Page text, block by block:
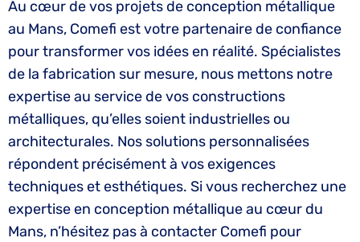
Au cœur de vos projets de conception métallique
au Mans, Comefi est votre partenaire de confiance
pour transformer vos idées en réalité. Spécialistes
de la fabrication sur mesure, nous mettons notre
expertise au service de vos constructions
métalliques, qu’elles soient industrielles ou
architecturales. Nos solutions personnalisées
répondent précisément à vos exigences
techniques et esthétiques. Si vous recherchez une
expertise en conception métallique au cœur du
Mans, n’hésitez pas à contacter Comefi pour